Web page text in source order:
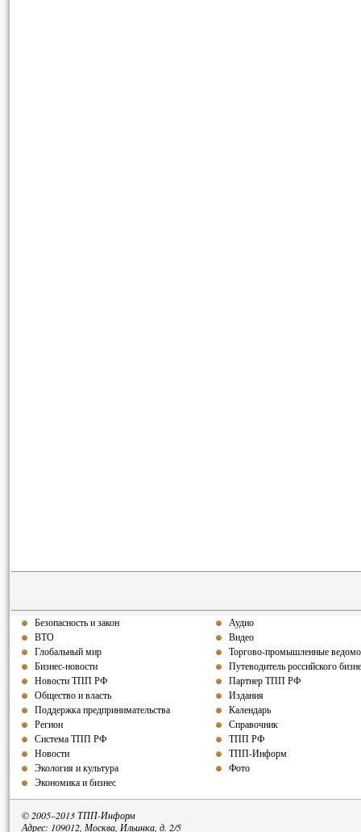
Безопасность и закон
ВТО
Глобальный мир
Бизнес-новости
Новости ТПП РФ
Общество и власть
Поддержка предпринимательства
Регион
Система ТПП РФ
Новости
Экология и культура
Экономика и бизнес
Аудио
Видео
Торгово-промышленные
Путеводитель российского
Партнер ТПП РФ
Издания
Календарь
Справочник
ТПП РФ
ТПП-Информ
Фото
© 2005–2013 ТПП-Информ
Адрес: 109012, Москва, Ильинка, д. 2/5